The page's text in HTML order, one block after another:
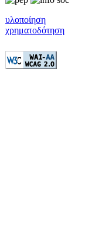
υλοποίηση
χρηματοδότηση